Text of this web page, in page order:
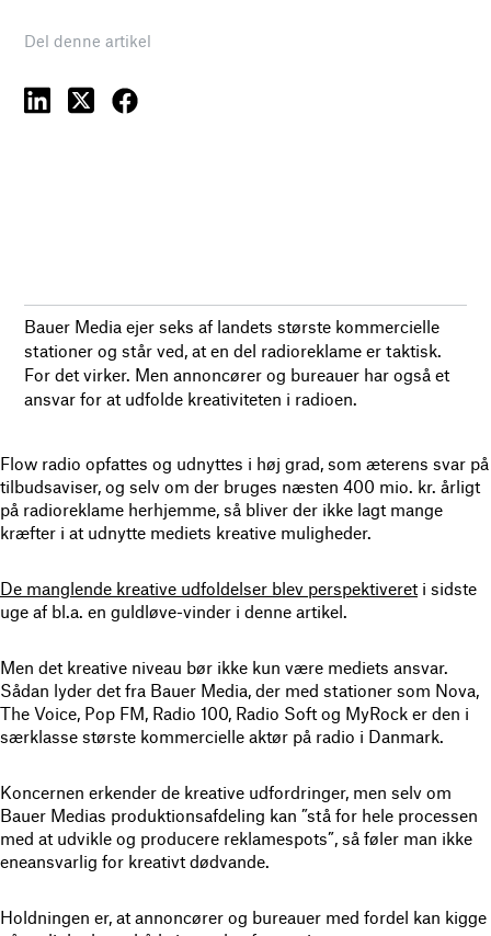
Del denne artikel
Bauer Media ejer seks af landets største kommercielle
stationer og står ved, at en del radioreklame er taktisk.
For det virker. Men annoncører og bureauer har også et
ansvar for at udfolde kreativiteten i radioen.
Flow radio opfattes og udnyttes i høj grad, som æterens svar på
tilbudsaviser, og selv om der bruges næsten 400 mio. kr. årligt
på radioreklame herhjemme, så bliver der ikke lagt mange
kræfter i at udnytte mediets kreative muligheder.
De manglende kreative udfoldelser blev perspektiveret i sidste
uge af bl.a. en guldløve-vinder i denne artikel.
Men det kreative niveau bør ikke kun være mediets ansvar.
Sådan lyder det fra Bauer Media, der med stationer som Nova,
The Voice, Pop FM, Radio 100, Radio Soft og MyRock er den i
særklasse største kommercielle aktør på radio i Danmark.
Koncernen erkender de kreative udfordringer, men selv om
Bauer Medias produktionsafdeling kan ”stå for hele processen
med at udvikle og producere reklamespots”, så føler man ikke
eneansvarlig for kreativt dødvande.
Holdningen er, at annoncører og bureauer med fordel kan kigge